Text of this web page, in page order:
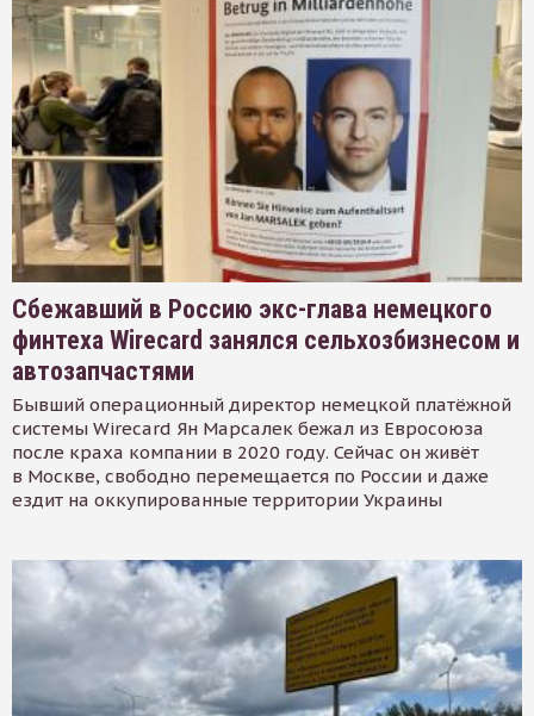
Сбежавший в Россию экс-глава немецкого
финтеха Wirecard занялся сельхозбизнесом и
автозапчастями
Бывший операционный директор немецкой платёжной
системы Wirecard Ян Марсалек бежал из Евросоюза
после краха компании в 2020 году. Сейчас он живёт
в Москве, свободно перемещается по России и даже
ездит на оккупированные территории Украины